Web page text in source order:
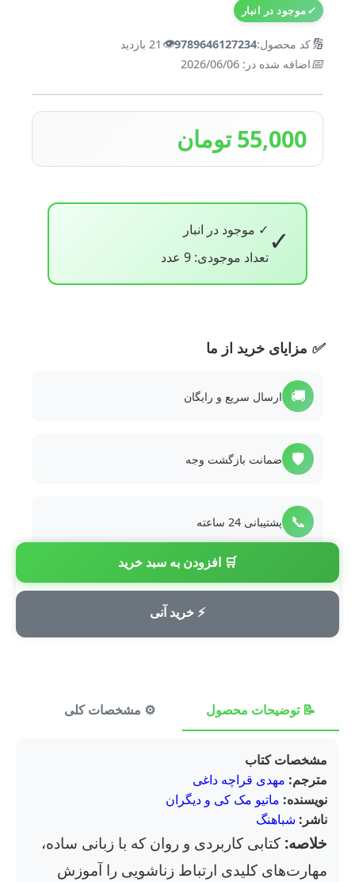
✓موجود در انبار
🔢کد محصول:9789646127234
👁️ 21 بازدید
📅اضافه شده در: 2026/06/06
55,000 تومان
✓ ✓ موجود در انبار
تعداد موجودی: 9 عدد
🛒 افزودن به سبد خرید
⚡ خرید آنی
✅ مزایای خرید از ما
🚚 ارسال سریع و رایگان
🛡️ ضمانت بازگشت وجه
📞 پشتیبانی 24 ساعته
💳 پرداخت امن
📝 توضیحات محصول ⚙️ مشخصات کلی
مشخصات کتاب
مترجم: مهدی قراچه داغی
نویسنده: ماتیو مک کی و دیگران
ناشر: شباهنگ
خلاصه: کتابی کاربردی و روان که با زبانی ساده،
مهارت‌های کلیدی ارتباط زناشویی را آموزش